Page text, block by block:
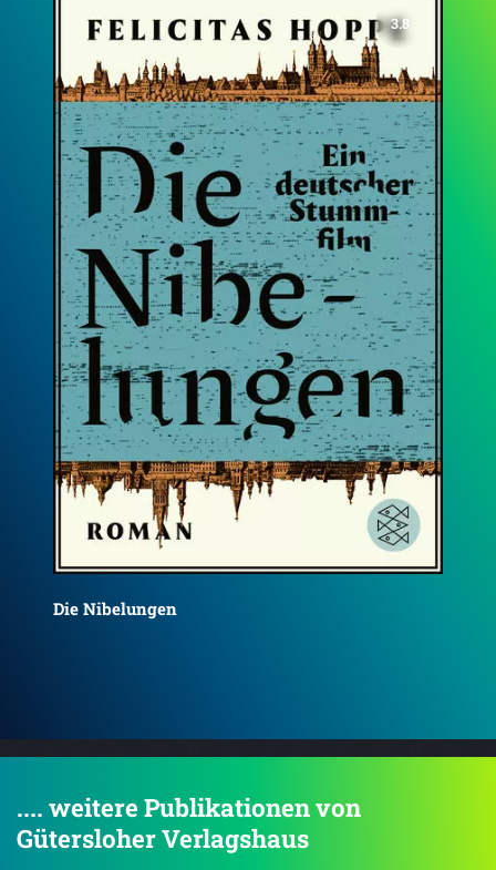
3.3
.... weitere Publikationen von
Gütersloher Verlagshaus